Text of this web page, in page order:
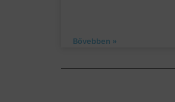
Bővebben »